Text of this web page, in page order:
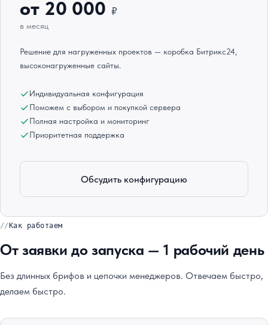
от 20 000 ₽
в месяц
Решение для нагруженных проектов — коробка Битрикс24,
высоконагруженные сайты.
Индивидуальная конфигурация
Поможем с выбором и покупкой сервера
Полная настройка и мониторинг
Приоритетная поддержка
Обсудить конфигурацию
Как работаем
От заявки до запуска — 1 рабочий день
Без длинных брифов и цепочки менеджеров. Отвечаем быстро,
делаем быстро.